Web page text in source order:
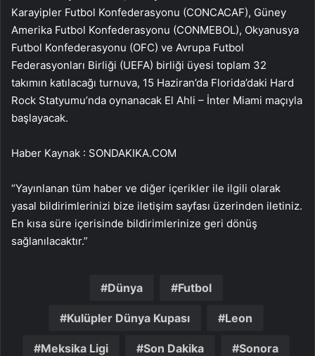
Karayipler Futbol Konfederasyonu (CONCACAF), Güney
Amerika Futbol Konfederasyonu (CONMEBOL), Okyanusya
Futbol Konfederasyonu (OFC) ve Avrupa Futbol
Federasyonları Birliği (UEFA) birliği üyesi toplam 32
takımın katılacağı turnuva, 15 Haziran’da Florida’daki Hard
Rock Statyumu’nda oynanacak El Ahli – İnter Miami maçıyla
başlayacak.
Haber Kaynak : SONDAKIKA.COM
“Yayınlanan tüm haber ve diğer içerikler ile ilgili olarak
yasal bildirimlerinizi bize iletişim sayfası üzerinden iletiniz.
En kısa süre içerisinde bildirimlerinize geri dönüş
sağlanılacaktır.”
Dünya Futbol
Kulüpler Dünya Kupası Leon
Meksika Ligi Son Dakika Sonora